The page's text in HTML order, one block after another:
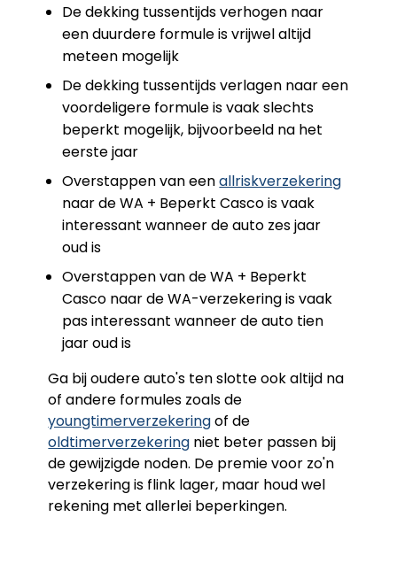
De dekking tussentijds verhogen naar
een duurdere formule is vrijwel altijd
meteen mogelijk
De dekking tussentijds verlagen naar een
voordeligere formule is vaak slechts
beperkt mogelijk, bijvoorbeeld na het
eerste jaar
Overstappen van eenallriskverzekering
naar de WA + Beperkt Casco is vaak
interessant wanneer de auto zes jaar
oud is
Overstappen van de WA + Beperkt
Casco naar de WA-verzekering is vaak
pas interessant wanneer de auto tien
jaar oud is
Ga bij oudere auto's ten slotte ook altijd na
of andere formules zoals de
youngtimerverzekeringof de
oldtimerverzekering niet beter passen bij
de gewijzigde noden. De premie voor zo'n
verzekering is flink lager, maar houd wel
rekening met allerlei beperkingen.